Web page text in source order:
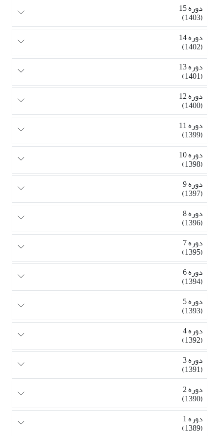
دوره 15
(1403)
دوره 14
(1402)
دوره 13
(1401)
دوره 12
(1400)
دوره 11
(1399)
دوره 10
(1398)
دوره 9
(1397)
دوره 8
(1396)
دوره 7
(1395)
دوره 6
(1394)
دوره 5
(1393)
دوره 4
(1392)
دوره 3
(1391)
دوره 2
(1390)
دوره 1
(1389)